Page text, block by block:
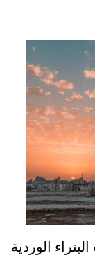
الوردية